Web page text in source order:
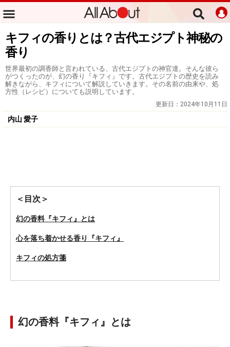
キフィの香りとは？古代エジプト神秘の
香り
世界最初の調香師と言われている、古代エジプトの神官達。そんな彼ら
がつくったのが、幻の香り『キフィ』です。古代エジプトの歴史を読み
解きながら、キフィについて解説していきます。その名前の由来や、処
方性（レシピ）についても説明しています。
更新日： 2024年10月11日
内山 愛子
＜目次＞
幻の香料『キフィ』とは
心を落ち着かせる香り『キフィ』
キフィの処方箋
幻の香料『キフィ』とは